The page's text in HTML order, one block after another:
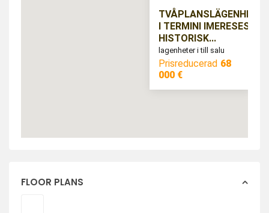
TVÅPLANSLÄGENHET
I TERMINI IMERESES
HISTORISK...
lagenheter i till salu
Prisreducerad 68
000 €
FLOOR PLANS